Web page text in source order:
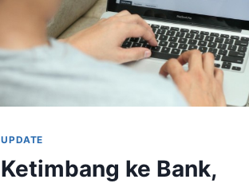
UPDATE
Ketimbang ke Bank,